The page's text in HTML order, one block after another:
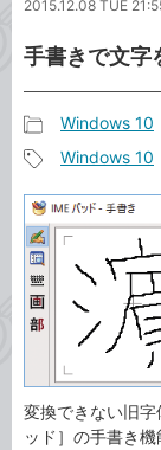
ネ
ト
2015.12.08 TUE
手書きで文字
事
カ
テ
ゴ
リ
Windows 10
事
タ
グ
Windows 10
変換できない旧
ッド］の手書き